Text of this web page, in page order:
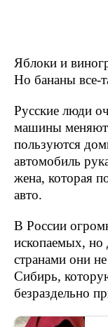
Яблоки и
Но бананы все-
Русские люди
машины
пользуются
автомобиль
жена, которая
авто.
В России
ископаемых, но
странами они
Сибирь,
безраздельно